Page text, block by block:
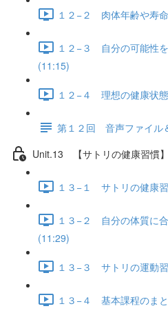
１２−２ 肉体年齢や寿
１２−３ 自分の可能性
(11:15)
１２−４ 理想の健康状
第１２回 音声ファイル
Unit.13 【サトリの健康習慣】
１３−１ サトリの健康
１３−２ 自分の体質に
(11:29)
１３−３ サトリの運動
１３−４ 基本課程のま